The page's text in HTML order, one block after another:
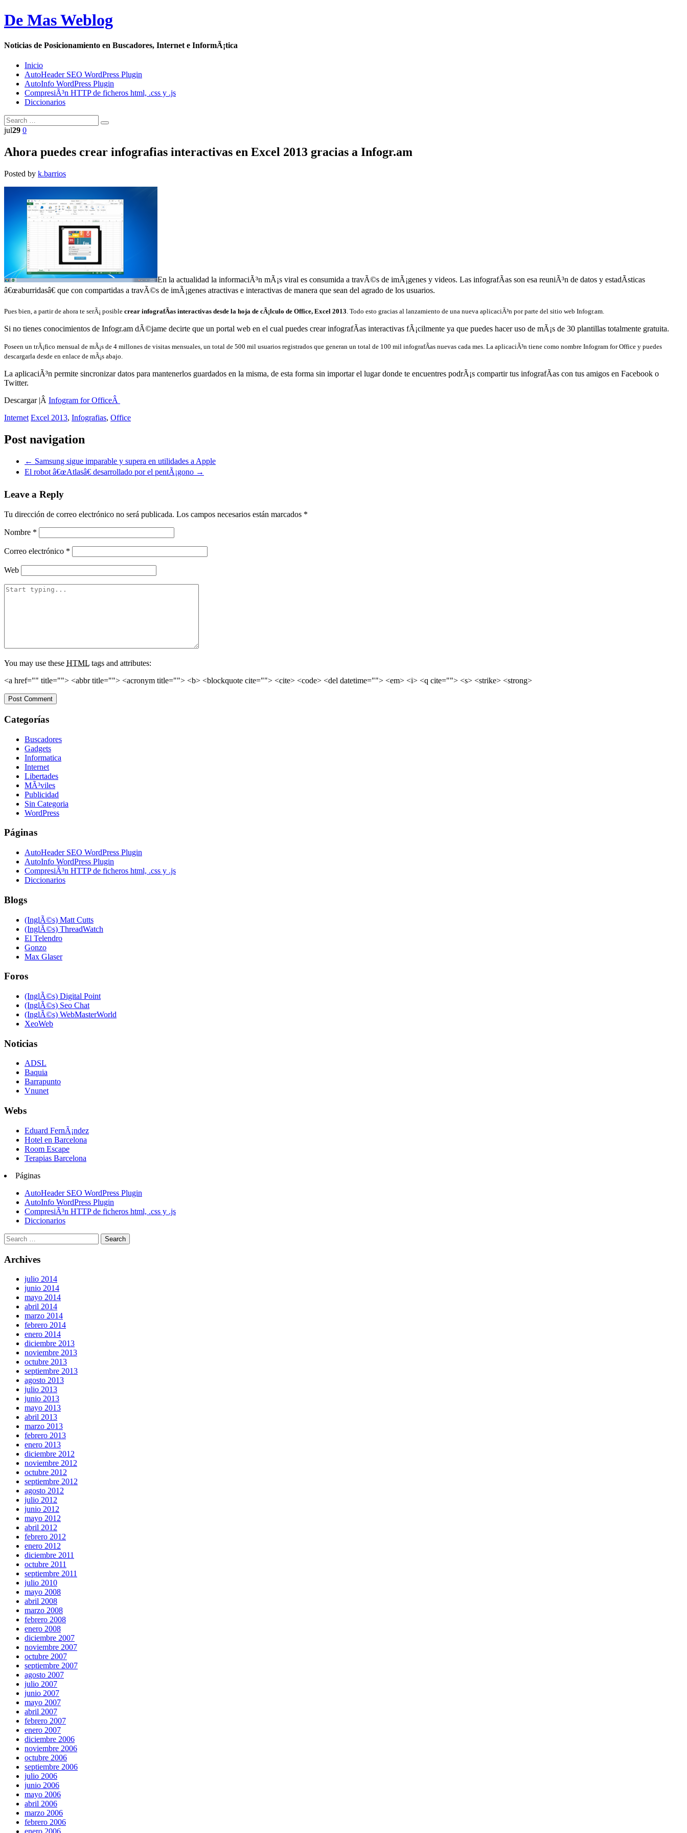
De Mas Weblog
Noticias de Posicionamiento en Buscadores, Internet e InformÃ¡tica
Inicio
AutoHeader SEO WordPress Plugin
AutoInfo WordPress Plugin
CompresiÃ³n HTTP de ficheros html, .css y .js
Diccionarios
jul29 0
Ahora puedes crear infografias interactivas en Excel 2013 gracias a Infogr.am
Posted by k.barrios
En la actualidad la informaciÃ³n mÃ¡s viral es consumida a travÃ©s de imÃ¡genes y videos. Las infografÃ­as son esa reuniÃ³n de datos y estadÃ­sticas
â€œaburridasâ€ que con compartidas a travÃ©s de imÃ¡genes atractivas e interactivas de manera que sean del agrado de los usuarios.
Pues bien, a partir de ahora te serÃ¡ posible crear infografÃ­as interactivas desde la hoja de cÃ¡lculo de Office, Excel 2013 . Todo esto gracias al lanzamiento de una nueva aplicaciÃ³n por parte del sitio web Infogr.am.
Si no tienes conocimientos de Infogr.am dÃ©jame decirte que un portal web en el cual puedes crear infografÃ­as interactivas fÃ¡cilmente ya que puedes hacer uso de mÃ¡s de 30 plantillas totalmente gratuita.
Poseen un trÃ¡fico mensual de mÃ¡s de 4 millones de visitas mensuales, un total de 500 mil usuarios registrados que generan un total de 100 mil infografÃ­as nuevas cada mes. La aplicaciÃ³n tiene como nombre Infogram for Office y puedes
descargarla desde en enlace de mÃ¡s abajo.
La aplicaciÃ³n permite sincronizar datos para mantenerlos guardados en la misma, de esta forma sin importar el lugar donde te encuentres podrÃ¡s compartir tus infografÃ­as con tus amigos en Facebook o
Twitter.
Descargar |Â Infogram for OfficeÂ
Internet Excel 2013, Infografias, Office
Post navigation
← Samsung sigue imparable y supera en utilidades a Apple
El robot â€œAtlasâ€ desarrollado por el pentÃ¡gono →
Leave a Reply
Tu dirección de correo electrónico no será publicada. Los campos necesarios están marcados *
Nombre *
Correo electrónico *
Web
You may use these HTML tags and attributes:
<a href="" title=""> <abbr title=""> <acronym title=""> <b> <blockquote cite=""> <cite> <code> <del datetime=""> <em> <i> <q cite=""> <s> <strike> <strong>
Categorías
Buscadores
Gadgets
Informatica
Internet
Libertades
MÃ³viles
Publicidad
Sin Categoria
WordPress
Páginas
AutoHeader SEO WordPress Plugin
AutoInfo WordPress Plugin
CompresiÃ³n HTTP de ficheros html, .css y .js
Diccionarios
Blogs
(InglÃ©s) Matt Cutts
(InglÃ©s) ThreadWatch
El Telendro
Gonzo
Max Glaser
Foros
(InglÃ©s) Digital Point
(InglÃ©s) Seo Chat
(InglÃ©s) WebMasterWorld
XeoWeb
Noticias
ADSL
Baquia
Barrapunto
Vnunet
Webs
Eduard FernÃ¡ndez
Hotel en Barcelona
Room Escape
Terapias Barcelona
Páginas
AutoHeader SEO WordPress Plugin
AutoInfo WordPress Plugin
CompresiÃ³n HTTP de ficheros html, .css y .js
Diccionarios
Archives
julio 2014
junio 2014
mayo 2014
abril 2014
marzo 2014
febrero 2014
enero 2014
diciembre 2013
noviembre 2013
octubre 2013
septiembre 2013
agosto 2013
julio 2013
junio 2013
mayo 2013
abril 2013
marzo 2013
febrero 2013
enero 2013
diciembre 2012
noviembre 2012
octubre 2012
septiembre 2012
agosto 2012
julio 2012
junio 2012
mayo 2012
abril 2012
febrero 2012
enero 2012
diciembre 2011
octubre 2011
septiembre 2011
julio 2010
mayo 2008
abril 2008
marzo 2008
febrero 2008
enero 2008
diciembre 2007
noviembre 2007
octubre 2007
septiembre 2007
agosto 2007
julio 2007
junio 2007
mayo 2007
abril 2007
febrero 2007
enero 2007
diciembre 2006
noviembre 2006
octubre 2006
septiembre 2006
julio 2006
junio 2006
mayo 2006
abril 2006
marzo 2006
febrero 2006